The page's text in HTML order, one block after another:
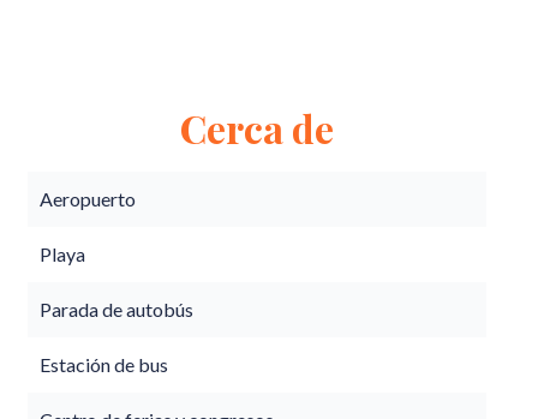
Cerca de
Aeropuerto
Playa
Parada de autobús
Estación de bus